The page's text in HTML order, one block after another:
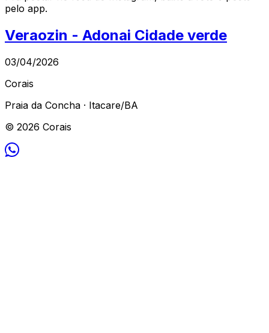
pelo app.
Veraozin - Adonai Cidade verde
03/04/2026
Corais
Praia da Concha · Itacare/BA
© 2026 Corais